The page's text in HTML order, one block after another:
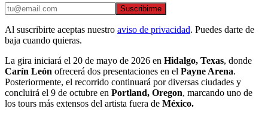
Suscribirme
Al suscribirte aceptas nuestro aviso de privacidad. Puedes darte de
baja cuando quieras.
La gira iniciará el 20 de mayo de 2026 en Hidalgo, Texas, donde
Carín León ofrecerá dos presentaciones en el Payne Arena.
Posteriormente, el recorrido continuará por diversas ciudades y
concluirá el 9 de octubre en Portland, Oregon, marcando uno de
los tours más extensos del artista fuera de México.